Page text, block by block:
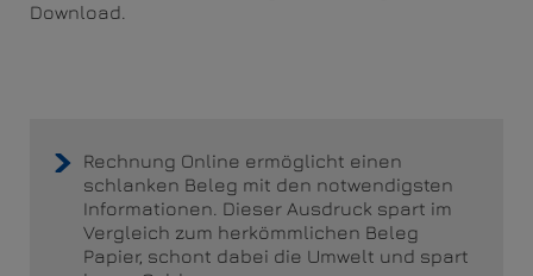
Download.
Rechnung Online ermöglicht einen
schlanken Beleg mit den notwendigsten
Informationen. Dieser Ausdruck spart im
Vergleich zum herkömmlichen Beleg
Papier, schont dabei die Umwelt und spart